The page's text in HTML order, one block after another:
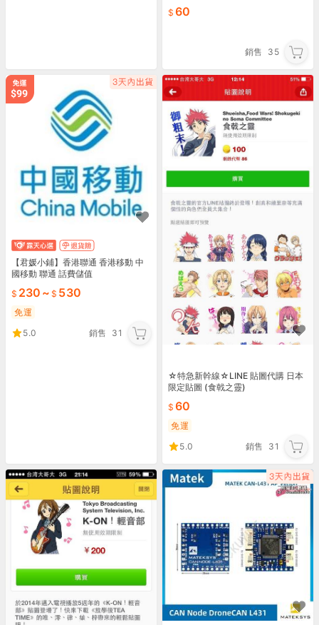
60
銷售 35
【君媛小鋪】香港聯通 香港移動 中
國移動 聯通 話費儲值
230 ~ 530
免運
5.0
銷售 31
☆特急新幹線☆LINE 貼圖代購 日本
限定貼圖 (食戟之靈)
60
免運
5.0
銷售 31